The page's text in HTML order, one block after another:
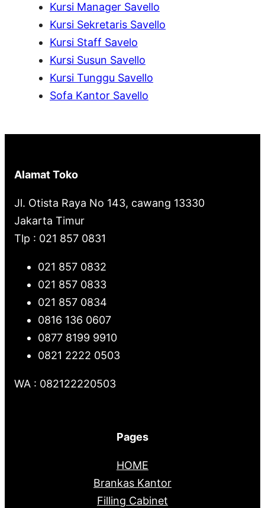
Kursi Manager Savello
Kursi Sekretaris Savello
Kursi Staff Savelo
Kursi Susun Savello
Kursi Tunggu Savello
Sofa Kantor Savello
Alamat Toko
Jl. Otista Raya No 143, cawang 13330
Jakarta Timur
Tlp : 021 857 0831
021 857 0832
021 857 0833
021 857 0834
0816 136 0607
0877 8199 9910
0821 2222 0503
WA : 082122220503
Pages
HOME
Brankas Kantor
Filling Cabinet